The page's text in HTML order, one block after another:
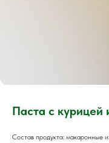
Паста с курицей
Состав продукта: макаронные